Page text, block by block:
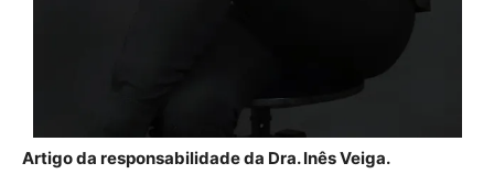
Artigo da responsabilidade da Dra. Inês Veiga.